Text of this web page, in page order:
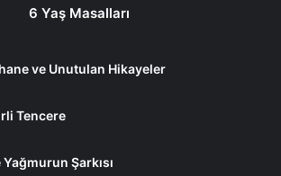
6 Yaş Masalları
ve Unutulan Hikayeler
Tencere
Şarkısı